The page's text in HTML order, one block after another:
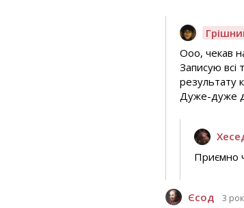
Ооо, чекав
Записую всі
результату
Дуже-дуже
Приємно
Єсод 3